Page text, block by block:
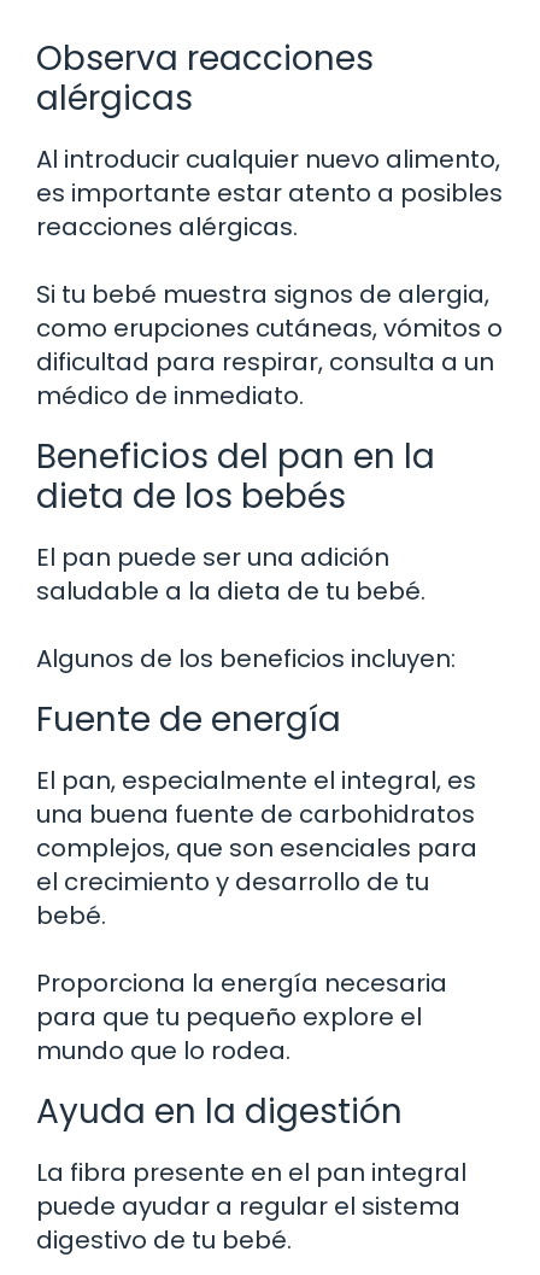
Observa reacciones
alérgicas
Al introducir cualquier nuevo alimento,
es importante estar atento a posibles
reacciones alérgicas.
Si tu bebé muestra signos de alergia,
como erupciones cutáneas, vómitos o
dificultad para respirar, consulta a un
médico de inmediato.
Beneficios del pan en la
dieta de los bebés
El pan puede ser una adición
saludable a la dieta de tu bebé.
Algunos de los beneficios incluyen:
Fuente de energía
El pan, especialmente el integral, es
una buena fuente de carbohidratos
complejos, que son esenciales para
el crecimiento y desarrollo de tu
bebé.
Proporciona la energía necesaria
para que tu pequeño explore el
mundo que lo rodea.
Ayuda en la digestión
La fibra presente en el pan integral
puede ayudar a regular el sistema
digestivo de tu bebé.